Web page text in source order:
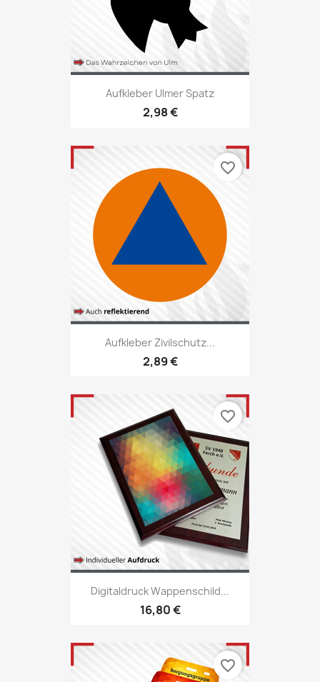
Aufkleber Ulmer Spatz
2,98 €
Aufkleber Zivilschutz...
2,89 €
favorite_border
Digitaldruck Wappenschild...
16,80 €
favorite_border
favorite_border